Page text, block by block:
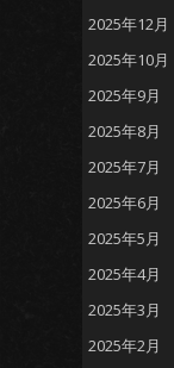
2025年12月
2025年10月
2025年9月
2025年8月
2025年7月
2025年6月
2025年5月
2025年4月
2025年3月
2025年2月